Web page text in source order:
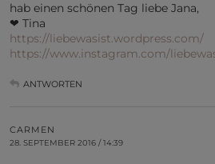
hab einen schönen Tag liebe Jana,
❤ Tina
https://liebewasist.wordpress.com/
https://www.instagram.com/
ANTWORTEN
CARMEN
28. SEPTEMBER 2016 / 14:39